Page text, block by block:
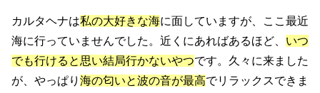
カルタヘナは私の大好きな海に面していますが、ここ最近
海に行っていませんでした。近くにあればあるほど、 いつ
でも行けると思い結局行かないやつです。久々に来ました
が、やっぱり 海の匂いと波の音が最高でリラックスできま